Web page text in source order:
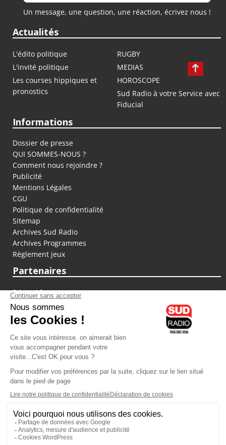
Un message, une question, une réaction, écrivez nous !
Actualités
L'édito politique
RUGBY
L'invité politique
MEDIAS
Les courses hippiques et
pronostics
HOROSCOPE
Sud Radio à votre Service avec
Fiducial
Informations
Dossier de presse
QUI SOMMES-NOUS ?
Comment nous rejoindre ?
Publicité
Mentions Légales
CGU
Politique de confidentialité
Sitemap
Archives Sud Radio
Archives Programmes
Règlement jeux
Partenaires
fiducial.fr
lyoncapitale.fr
olympique-et-lyonnais.com
L'application Iphone / Android
Téléchargez l'application
Les cookies
Gestion des cookies
Crédit photos : ©Sud Radio / Pierre Olivier